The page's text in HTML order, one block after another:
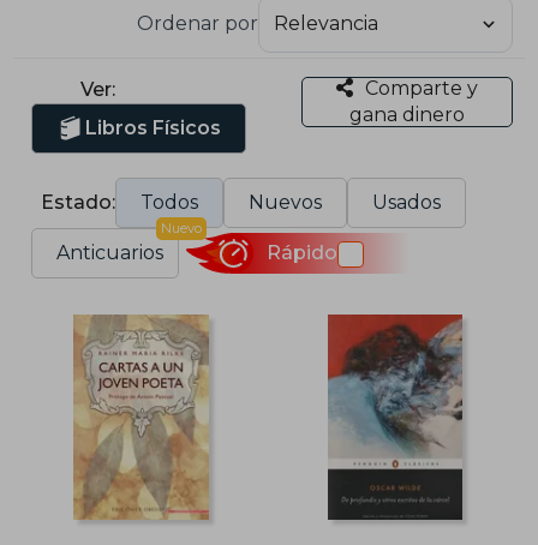
Ordenar por
Ver:
Libros Físicos
Comparte y
gana dinero
Estado: Todos Nuevos Usados
Anticuarios
Nuevo
Rápido